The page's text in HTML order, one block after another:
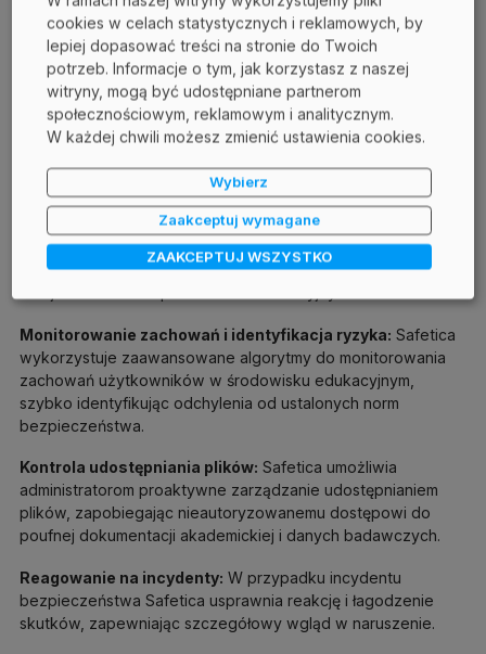
w rekordach uczniów lub sprawdzanie dostępu
użytkowników do wysoce poufnych danych.
Safetica: Dostosowane do potrzeb DLP dla doskonałości
edukacyjnej
Niezaprzeczalnie przyszłość edukacji jest cyfrowa i tylko
bezpieczeństwo swoich najcenniejszych aktywów:
informacji. Safetica oferuje rozwiązania DLP zaprojektowane
w celu ochrony wrażliwych danych w instytucjach
edukacyjnych.
Monitorowanie zachowań i identyfikacja ryzyka: Safetica
wykorzystuje zaawansowane algorytmy do monitorowania
zachowań użytkowników w środowisku edukacyjnym,
szybko identyfikując odchylenia od ustalonych norm
bezpieczeństwa.
Kontrola udostępniania plików: Safetica umożliwia
administratorom proaktywne zarządzanie udostępnianiem
plików, zapobiegając nieautoryzowanemu dostępowi do
poufnej dokumentacji akademickiej i danych badawczych.
Reagowanie na incydenty: W przypadku incydentu
bezpieczeństwa Safetica usprawnia reakcję i łagodzenie
skutków, zapewniając szczegółowy wgląd w naruszenie.
cookies w celach statystycznych i reklamowych, by
lepiej dopasować treści na stronie do Twoich
potrzeb. Informacje o tym, jak korzystasz z naszej
witryny, mogą być udostępniane partnerom
społecznościowym, reklamowym i analitycznym.
W każdej chwili możesz zmienić ustawienia cookies.
Wybierz
Zaakceptuj wymagane
ZAAKCEPTUJ WSZYSTKO